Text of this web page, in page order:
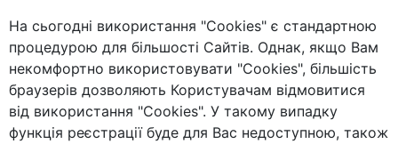
На сьогодні використання "Cookies" є стандартною
процедурою для більшості Сайтів. Однак, якщо Вам
некомфортно використовувати "Cookies", більшість
браузерів дозволяють Користувачам відмовитися
від використання "Cookies". У такому випадку
функція реєстрації буде для Вас недоступною, також